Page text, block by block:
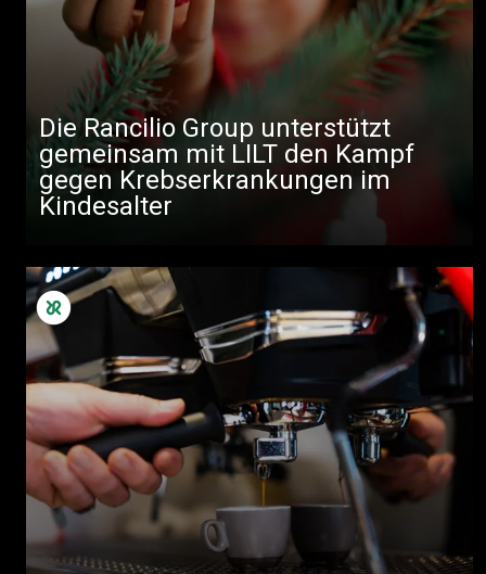
Die Rancilio Group unterstützt
gemeinsam mit LILT den Kampf
gegen Krebserkrankungen im
Kindesalter